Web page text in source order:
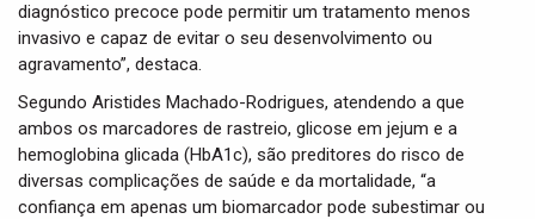
diagnóstico precoce pode permitir um tratamento menos
invasivo e capaz de evitar o seu desenvolvimento ou
agravamento”, destaca.
Segundo Aristides Machado-Rodrigues, atendendo a que
ambos os marcadores de rastreio, glicose em jejum e a
hemoglobina glicada (HbA1c), são preditores do risco de
diversas complicações de saúde e da mortalidade, “a
confiança em apenas um biomarcador pode subestimar ou